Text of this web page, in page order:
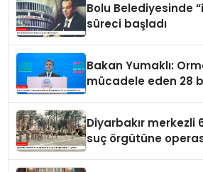
Bolu Belediyesinde
süreci başladı
Bakan Yumaklı:
mücadele eden 28
Diyarbakır merkezli
suç örgütüne